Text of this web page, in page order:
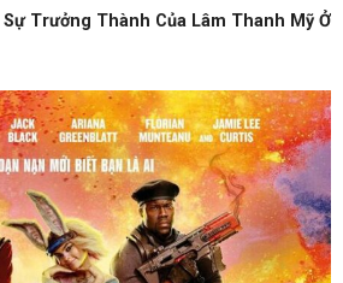
Trưởng Thành Của Lâm Thanh Mỹ Ở